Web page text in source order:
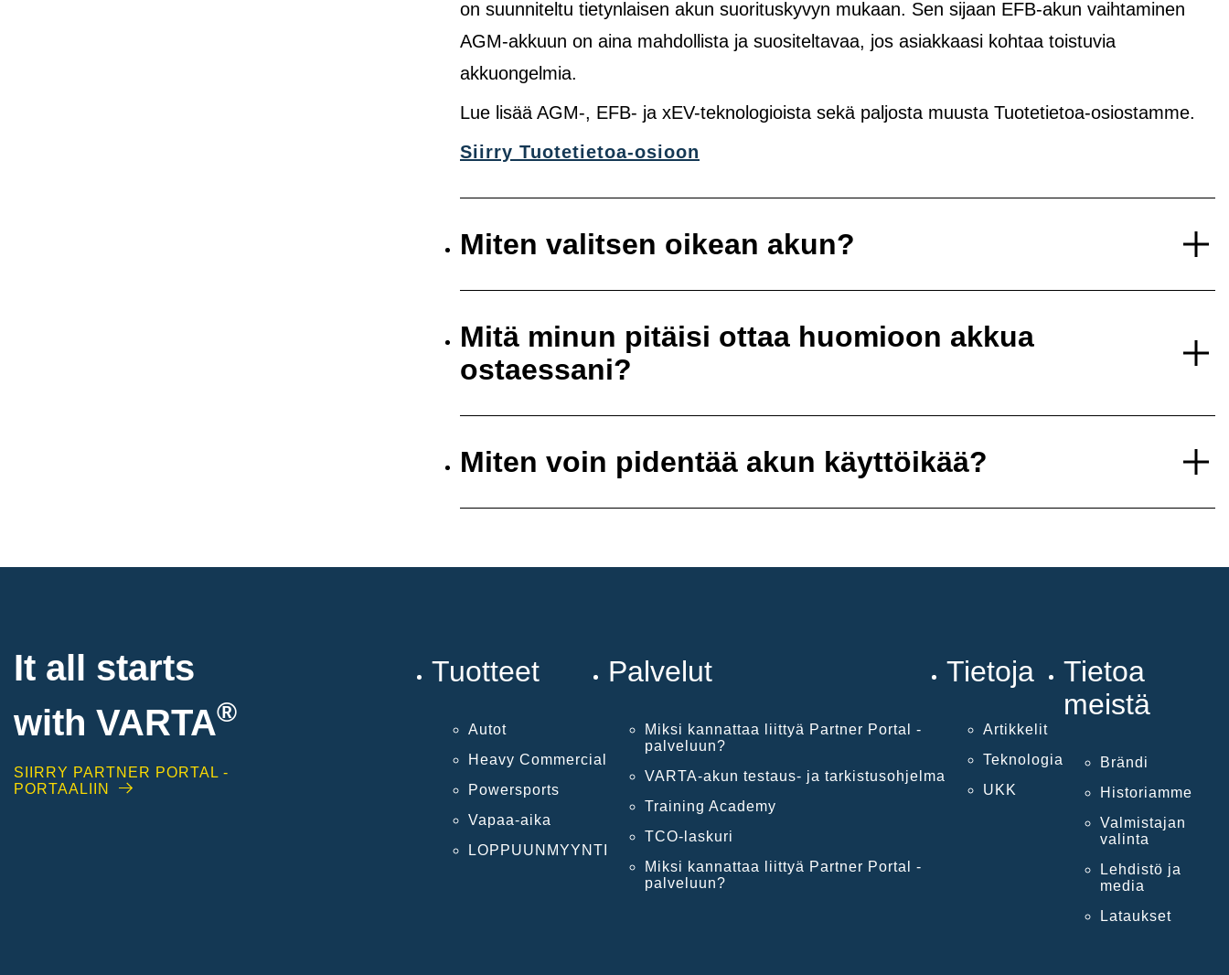
on suunniteltu tietynlaisen akun suorituskyvyn mukaan. Sen sijaan EFB-akun vaihtaminen
AGM-akkuun on aina mahdollista ja suositeltavaa, jos asiakkaasi kohtaa toistuvia
akkuongelmia.
Lue lisää AGM-, EFB- ja xEV-teknologioista sekä paljosta muusta Tuotetietoa-osiostamme.
Siirry Tuotetietoa-osioon
Miten valitsen oikean akun?
Mitä minun pitäisi ottaa huomioon akkua
ostaessani?
Miten voin pidentää akun käyttöikää?
It all starts
with VARTA®
SIIRRY PARTNER PORTAL -
PORTAALIIN
Tuotteet
Autot
Heavy Commercial
Powersports
Vapaa-aika
LOPPUUNMYYNTI
Palvelut
Miksi kannattaa liittyä Partner Portal -
palveluun?
VARTA-akun testaus- ja tarkistusohjelma
Training Academy
TCO-laskuri
Miksi kannattaa liittyä Partner Portal -
palveluun?
Tietoja
Artikkelit
Teknologia
UKK
Tietoa
meistä
Brändi
Historiamme
Valmistajan
valinta
Lehdistö ja
media
Lataukset